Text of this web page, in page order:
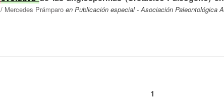
/ Mercedes Prámparo en Publicación especial - Asociación Paleontológica
1